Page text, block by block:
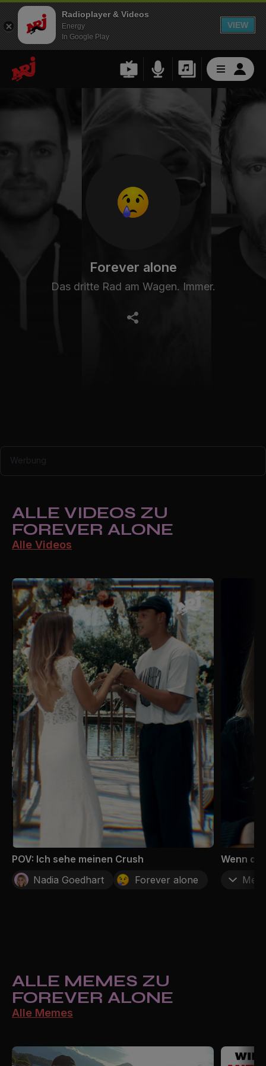
Radioplayer & Videos
Energy
In Google Play
VIEW
Forever alone
Das dritte Rad am Wagen. Immer.
Werbung
ALLE VIDEOS ZU
FOREVER ALONE
Alle Videos
POV: Ich sehe meinen Crush
Nadia Goedhart
Forever alone
Wenn du
ALLE MEMES ZU
FOREVER ALONE
Alle Memes